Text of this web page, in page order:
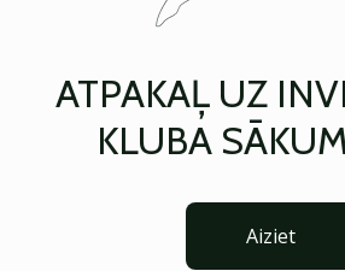
ATPAKAĻ UZ
KLUBA
Aiziet